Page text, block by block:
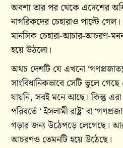
অবশ্য তার পর থেকে এদেশের
নাগরিকদের চেহারাও পাল্টে গেল।
মানসিক চেহারা-আচার-আচরণ-
হয়ে উঠলো।
অথচ দেশটি যে এখনো
সাংবিধানিকভাবে সেটি ভুলে
যায়নি, সবই মনে আছে। কিন্তু এরা
পরিবর্তে ‘ ইসলামী রাষ্ট্র’ বা
গড়ার জন্য উঠেপড়ে লেগেছে।
আচরণও তেমনটি হয়ে উঠেছে।